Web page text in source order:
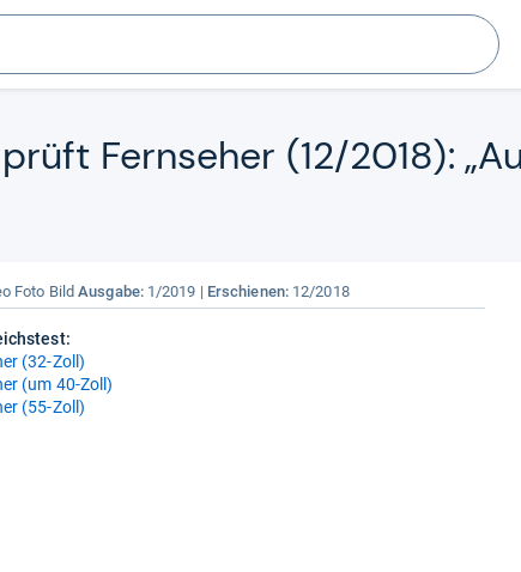
Suchen
Fern­se­her (12/2018):
Foto Bild Ausgabe: 1/2019 Erschienen:12/2018
(32-Zoll)
(um 40-Zoll)
(55-Zoll)